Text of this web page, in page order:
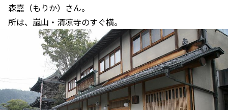
森嘉（もりか）さん。
所は、嵐山・清凉寺のすぐ横。